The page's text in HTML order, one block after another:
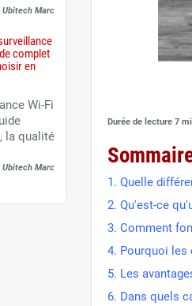
Ubitech Marc
complet
en
Wi-Fi
la qualité
Ubitech Marc
Durée de lecture 7
1. Quelle
2. Qu'est-ce
3. Comment
4. Pourquoi les
5. Les
6. Dans quels